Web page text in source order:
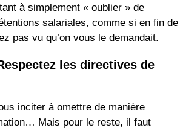
à simplement « oublier » de
salariales, comme si en fin de
pas vu qu’on vous le demandait.
les directives de
inciter à omettre de manière
Mais pour le reste, il faut